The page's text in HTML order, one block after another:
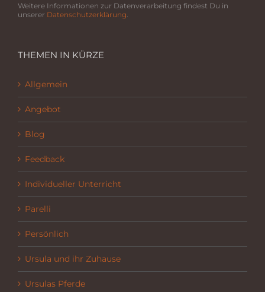
Weitere Informationen zur Datenverarbeitung findest Du in
unserer Datenschutzerklärung.
THEMEN IN KÜRZE
Allgemein
Angebot
Blog
Feedback
Individueller Unterricht
Parelli
Persönlich
Ursula und ihr Zuhause
Ursulas Pferde